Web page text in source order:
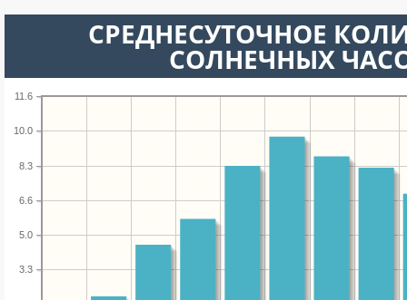
СРЕДНЕСУТОЧНОЕ
СОЛНЕЧНЫХ
3.3
5.0
6.6
8.3
10.0
11.6